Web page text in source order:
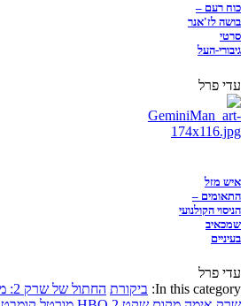
כוח רעם –
בושה לז'אנר
סרטי
גיבורי-העל
עדי פרל
איש מזל
התאומים –
הניסוי הקולנועי
שמכאיב
בעיניים
עדי פרל
In this category: ביקורת החתול של שרק 2: משאלה אחת ודי